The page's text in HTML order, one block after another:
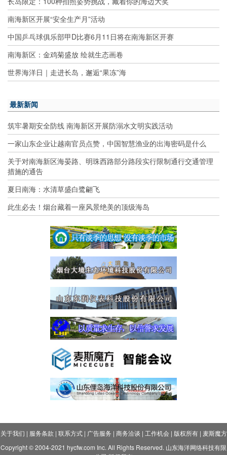
南海新区开展“安全生产月”活动
中国乒乓球俱乐部甲D比赛6月11日将在南海新区开赛
南海新区：金鸡菊盛放 绘就生态画卷
世界海洋日｜走进长岛，邂逅“果冻”海
最新新闻
筑牢暑期安全防线 南海新区开展防溺水文明实践活动
一家山东企业让越南官员点赞，中国智慧渔业的出海密码是什么
关于对南海新区海晏路、明珠西路部分路段实行限制通行交通管理
措施的通告
夏日南海：水清草盛白鹭翩飞
此生必去！烟台藏着一座风景绝美的顶级海岛
关于我们 | 服务条款 | 联系方式| 广告服务 | 商务洽谈 | 工作机会| 版权所有| 麦斯魔方
Copyright © 2004-2021 hycfw.com Inc. All Rights Reserved. 山东海洋网络科技有限